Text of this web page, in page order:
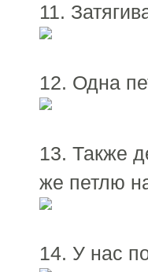
11.
12. Одна
13. Также
же петлю
14. У нас